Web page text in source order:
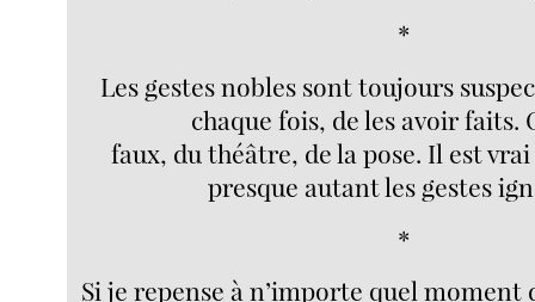
*
Les gestes nobles sont toujours
chaque fois, de les avoir faits.
faux, du théâtre, de la pose. Il est
presque autant les gestes
*
Si je repense à n’importe quel moment